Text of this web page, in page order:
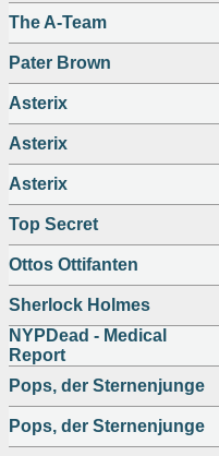
The A-Team
Pater Brown
Asterix
Asterix
Asterix
Top Secret
Ottos Ottifanten
Sherlock Holmes
NYPDead - Medical
Report
Pops, der Sternenjunge
Pops, der Sternenjunge